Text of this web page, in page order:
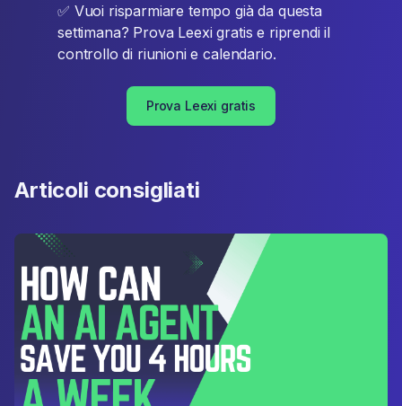
✅ Vuoi risparmiare tempo già da questa
settimana? Prova Leexi gratis e riprendi il
controllo di riunioni e calendario.
Prova Leexi gratis
Articoli consigliati